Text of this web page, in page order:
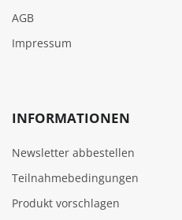
AGB
Impressum
INFORMATIONEN
Newsletter abbestellen
Teilnahmebedingungen
Produkt vorschlagen